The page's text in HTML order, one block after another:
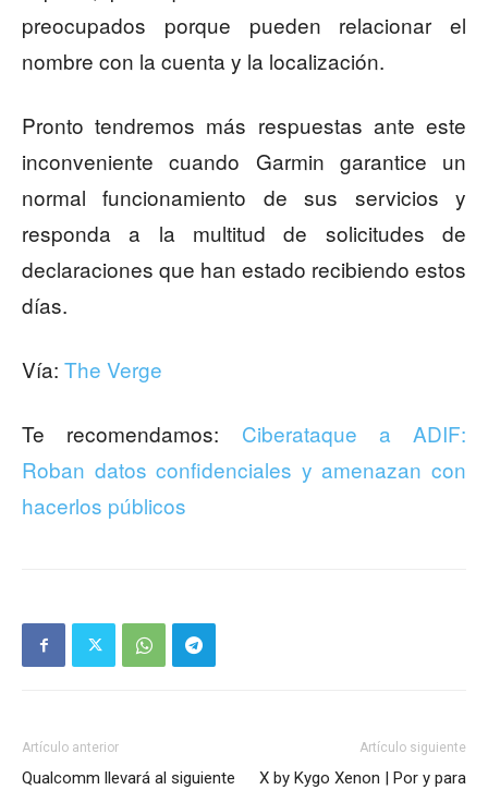
preocupados porque pueden relacionar el
nombre con la cuenta y la localización.
Pronto tendremos más respuestas ante este
inconveniente cuando Garmin garantice un
normal funcionamiento de sus servicios y
responda a la multitud de solicitudes de
declaraciones que han estado recibiendo estos
días.
Vía: The Verge
Te recomendamos: Ciberataque a ADIF:
Roban datos confidenciales y amenazan con
hacerlos públicos
Artículo anterior
Qualcomm llevará al siguiente
Artículo siguiente
X by Kygo Xenon | Por y para